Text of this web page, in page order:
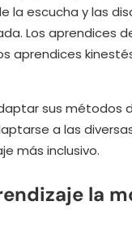
escucha y las
Los aprendices
aprendices
sus métodos
a las
más inclusivo.
la